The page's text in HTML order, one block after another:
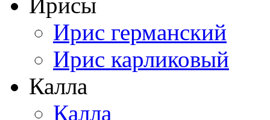
Ирис германский
Ирис карликовый
Калла
Калла